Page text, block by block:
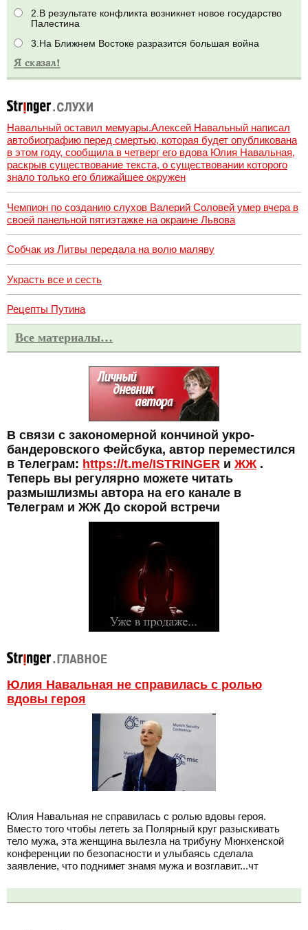
2.В результате конфликта возникнет новое государство
Палестина
3.На Ближнем Востоке разразится большая война
Навальный оставил мемуары.Алексей Навальный написал
автобиографию перед смертью, которая будет опубликована
в этом году, сообщила в четверг его вдова Юлия Навальная,
раскрыв существование текста, о существовании которого
знало только его ближайшее окружен
Чемпион по созданию слухов Валерий Соловей умер вчера в
своей панельной пятиэтажке на окраине Львова
Собчак из Литвы передала на волю маляву
Украсть все и сесть
Рецепты Путина
Все материалы…
В связи с закономерной кончиной укро-
бандеровского Фейсбука, автор переместился
в Телеграм: https://t.me/ISTRINGER и ЖЖ.
Теперь вы регулярно можете читать
размышлизмы автора на его канале в
Телеграм и ЖЖ До скорой встречи
Юлия Навальная не справилась с ролью
вдовы героя
Юлия Навальная не справилась с ролью вдовы героя.
Вместо того чтобы лететь за Полярный круг разыскивать
тело мужа, эта женщина вылезла на трибуну Мюнхенской
конференции по безопасности и улыбаясь сделала
заявление, что поднимет знамя мужа и возглавит...чт